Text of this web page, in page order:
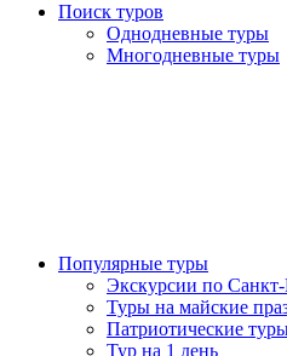
Поиск туров
Однодневные туры
Многодневные туры
Популярные туры
Экскурсии по Санкт-
Туры на майские
Патриотические
Тур на 1 день